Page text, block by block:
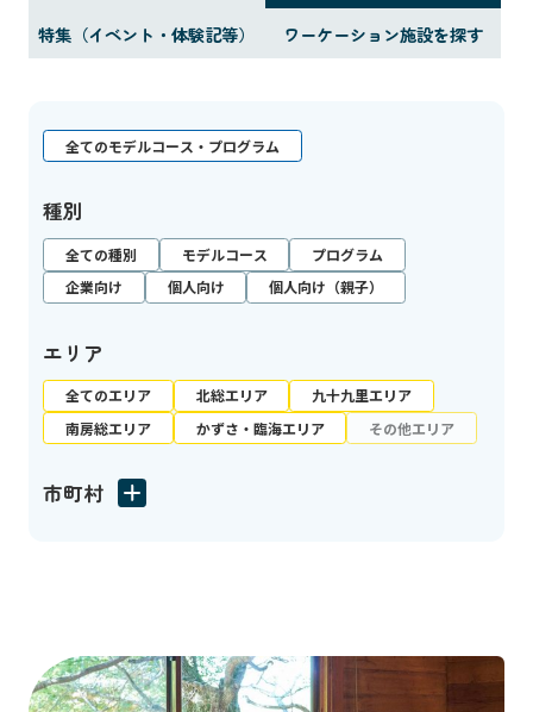
特集（イベント・体験記等）
ワーケーション施設を探す
全てのモデルコース・プログラム
種別
全ての種別 モデルコース
プログラム
企業向け
個人向け 個人向け（親子）
エリア
全てのエリア 北総エリア
九十九里エリア
南房総エリア
かずさ・臨海エリア その他エリア
市町村